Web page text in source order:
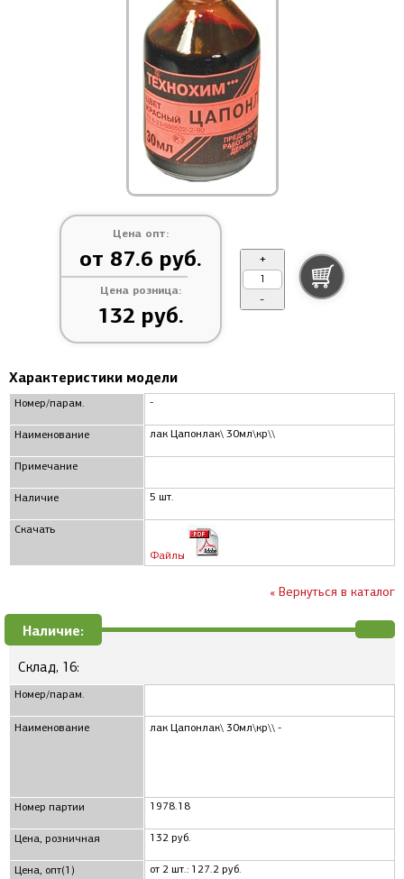
Цена опт:
от 87.6 руб.
Цена розница:
132 руб.
+
-
Характеристики модели
Номер/парам.
Наименование
Примечание
Наличие
Скачать
-
лак Цапонлак\ 30мл\кр\\
5 шт.
Файлы
« Вернуться в каталог
Наличие:
Склад, 16:
Номер/парам.
Наименование
Номер партии
Цена, розничная
Цена, опт(1)
лак Цапонлак\ 30мл\кр\\ -
1978.18
132 руб.
от 2 шт.: 127.2 руб.